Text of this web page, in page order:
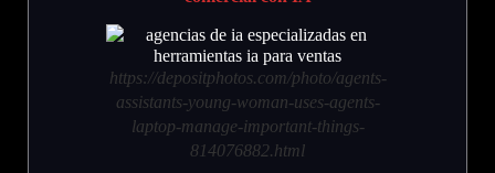
https://depositphotos.com/photo/agents-
assistants-young-woman-uses-agents-
laptop-manage-important-things-
814076882.html